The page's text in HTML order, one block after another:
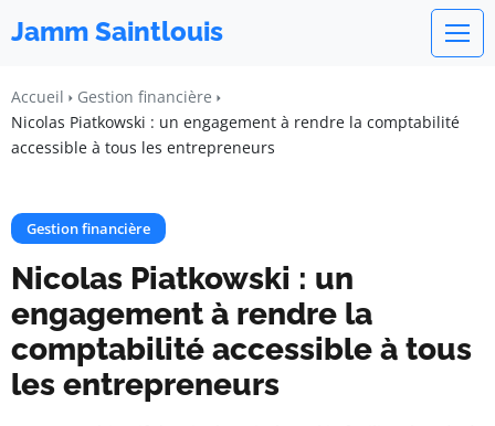
Jamm Saintlouis
Accueil
Gestion financière
Nicolas Piatkowski : un engagement à rendre la comptabilité
accessible à tous les entrepreneurs
Gestion financière
Nicolas Piatkowski : un
engagement à rendre la
comptabilité accessible à tous
les entrepreneurs